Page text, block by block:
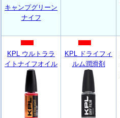
キャンプグリーン
ナイフ
KPL ウルトララ
イトナイフオイル
KPL ドライフィ
ルム潤滑剤